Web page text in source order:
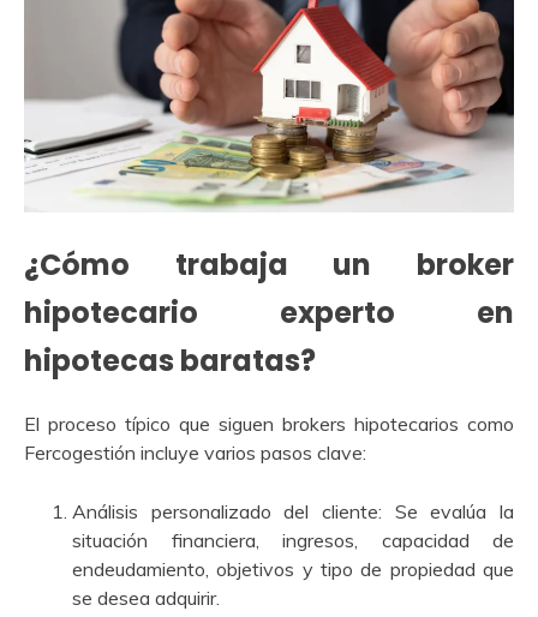
¿Cómo trabaja un broker
hipotecario experto en
hipotecas baratas?
El proceso típico que siguen brokers hipotecarios como
Fercogestión incluye varios pasos clave:
Análisis personalizado del cliente: Se evalúa la
situación financiera, ingresos, capacidad de
endeudamiento, objetivos y tipo de propiedad que
se desea adquirir.